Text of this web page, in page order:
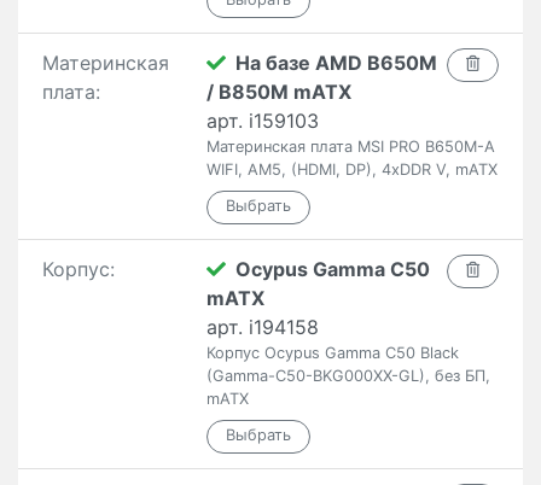
Материнская
плата:
На базе AMD B650M
/ B850M mATX
арт. i159103
Материнская плата MSI PRO B650M-A
WIFI, AM5, (HDMI, DP), 4xDDR V, mATX
Корпус:
Ocypus Gamma C50
mATX
арт. i194158
Корпус Ocypus Gamma C50 Black
(Gamma-C50-BKG000XX-GL), без БП,
mATX